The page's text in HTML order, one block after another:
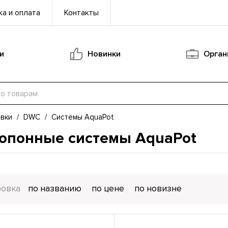
и оплата Контакты
Новинки
/ DWC / Системы AquaPot
системы AquaPot
по названию по цене по новизне